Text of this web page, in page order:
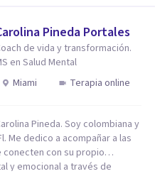
influyen en nuestra forma
Mi misión es
de acompañamiento en
en la comprensión, la
respeto por el ritmo de cada
a mis clientes a comprender
fortalecer sus recursos
nuevas estrategias de
con mayor claridad,
Pineda Portales
de vida y transformación.
en Salud Mental
Miami
Terapia online
Pineda. Soy colombiana y
Me dedico a acompañar a las
conecten con su propio
y emocional a través de